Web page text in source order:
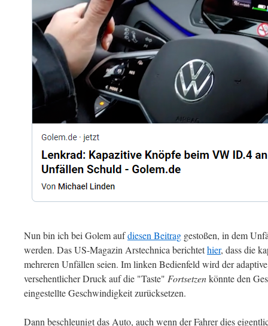
Nun bin ich bei Golem aufdiesen Beitrag gestoßen, in dem
werden. Das US-Magazin Arstechnica berichtethier, dass die
mehreren Unfällen seien. Im linken Bedienfeld wird der
versehentlicher Druck auf die "Taste" Fortsetzenkönnte den
eingestellte Geschwindigkeit zurücksetzen.
Dann beschleunigt das Auto, auch wenn der Fahrer dies